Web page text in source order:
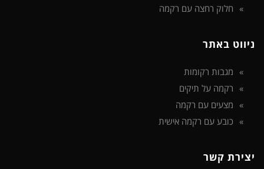
חלוק רחצה עם רקמה
ניווט באתר
מגבות רקומות
רקמה על תיקים
מצעים עם רקמה
כובע עם רקמה אישית
יצירת קשר